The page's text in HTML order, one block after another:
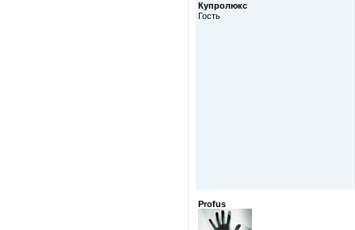
Купролюкс
Гость
Profus